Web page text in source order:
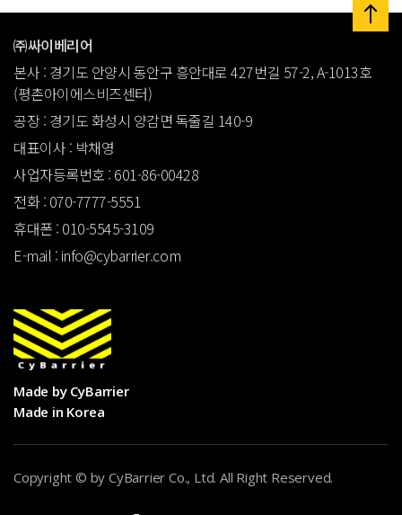
㈜싸이베리어
본사 : 경기도 안양시 동안구 흥안대로 427번길 57-2, A-1013호
(평촌아이에스비즈센터)
공장 : 경기도 화성시 양감면 독줄길 140-9
대표이사 : 박채영
사업자등록번호 : 601-86-00428
전화 : 070-7777-5551
휴대폰 : 010-5545-3109
E-mail : info@cybarrier.com
Made by CyBarrier
Made in Korea
Copyright © by CyBarrier Co., Ltd. All Right Reserved.